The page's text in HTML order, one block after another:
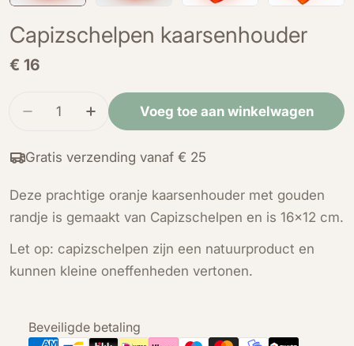
Capizschelpen kaarsenhouder
Normale
€ 16
Hoeveelheid
Verminder de hoeveelheid voor
Verhoog de hoeveelheid voor
Voeg toe aan winkelwagen
Gratis verzending vanaf € 25
Deze prachtige oranje kaarsenhouder met gouden
randje is gemaakt van Capizschelpen en is 16×12 cm.
Let op: capizschelpen zijn een natuurproduct en
kunnen kleine oneffenheden vertonen.
Beveiligde betaling
Betaalmethoden